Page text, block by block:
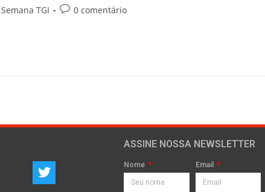
TGI 0 comentário
ASSINE NOSSA NEWSLETTER
Nome Email